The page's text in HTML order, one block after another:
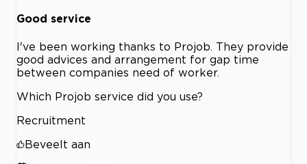
Good service
I've been working thanks to Projob. They provide
good advices and arrangement for gap time
between companies need of worker.
Which Projob service did you use?
Recruitment
Beveelt aan